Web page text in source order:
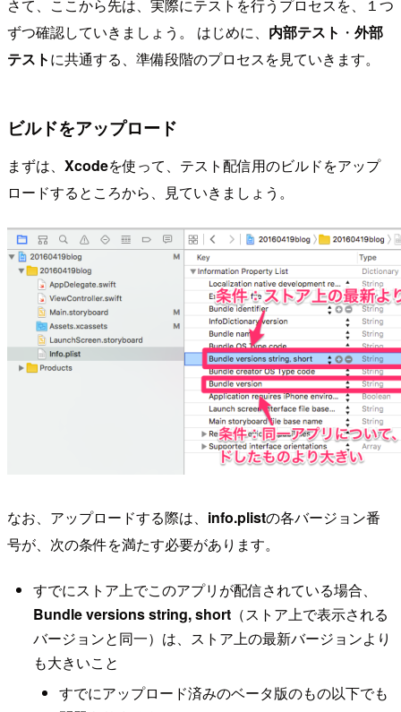
さて、ここから先は、実際にテストを行うプロセスを、１つ
ずつ確認していきましょう。 はじめに、 内部テスト ・ 外部
テストに共通する、準備段階のプロセスを見ていきます。
ビルドをアップロード
まずは、 Xcodeを使って、テスト配信用のビルドをアップ
ロードするところから、見ていきましょう。
なお、アップロードする際は、 info.plistの各バージョン番
号が、次の条件を満たす必要があります。
すでにストア上でこのアプリが配信されている場合、
Bundle versions string, short（ストア上で表示される
バージョンと同一）は、ストア上の最新バージョンより
も大きいこと
すでにアップロード済みのベータ版のもの以下でも